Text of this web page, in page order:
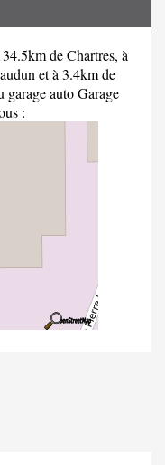
de Chartres, à
et à 3.4km de
auto Garage
: